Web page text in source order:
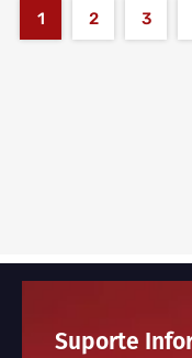
1 2 3
Suporte